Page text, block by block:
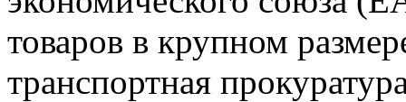
товаров в крупном
транспортная